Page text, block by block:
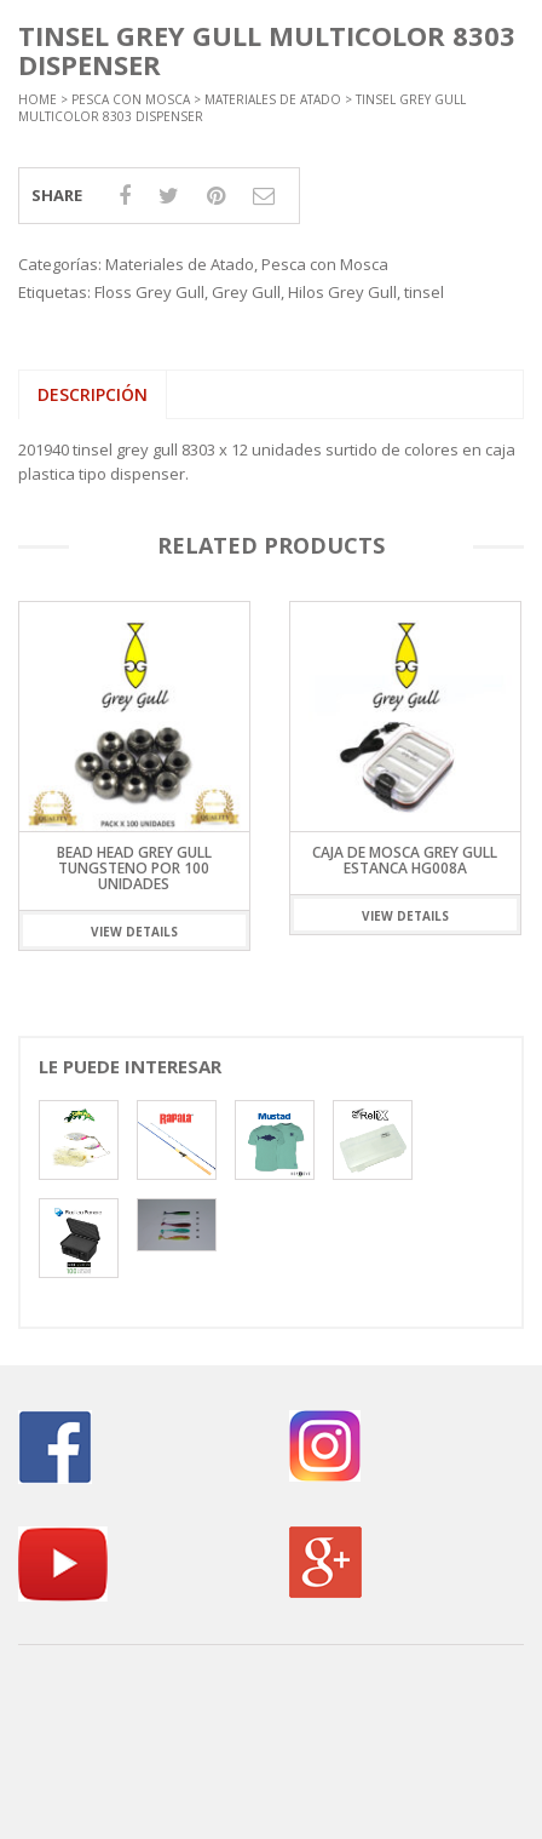
TINSEL GREY GULL MULTICOLOR 8303
DISPENSER
HOME > PESCA CON MOSCA > MATERIALES DE ATADO > TINSEL GREY GULL
MULTICOLOR 8303 DISPENSER
SHARE
Categorías: Materiales de Atado, Pesca con Mosca
Etiquetas: Floss Grey Gull, Grey Gull, Hilos Grey Gull,tinsel
DESCRIPCIÓN
201940 tinsel grey gull 8303 x 12 unidades surtido de colores en caja
plastica tipo dispenser.
RELATED PRODUCTS
BEAD HEAD GREY GULL
TUNGSTENO POR 100
UNIDADES
VIEW DETAILS
CAJA DE MOSCA GREY GULL
ESTANCA HG008A
VIEW DETAILS
LE PUEDE INTERESAR